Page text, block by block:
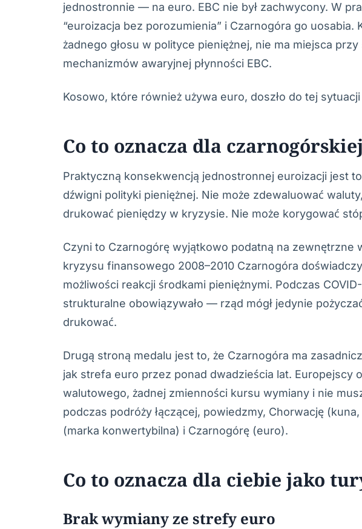
jednostronnie — na euro. EBC nie był zachwycony. W
“euroizacja bez porozumienia” i Czarnogóra go uosabia.
żadnego głosu w polityce pieniężnej, nie ma miejsca
mechanizmów awaryjnej płynności EBC.
Kosowo, które również używa euro, doszło do tej
Co to oznacza dla
Praktyczną konsekwencją jednostronnej euroizacji jest
dźwigni polityki pieniężnej. Nie może zdewaluować
drukować pieniędzy w kryzysie. Nie może korygować
Czyni to Czarnogórę wyjątkowo podatną na zewnętrzne
kryzysu finansowego 2008–2010 Czarnogóra
możliwości reakcji środkami pieniężnymi. Podczas
strukturalne obowiązywało — rząd mógł jedynie
drukować.
Drugą stroną medalu jest to, że Czarnogóra ma
jak strefa euro przez ponad dwadzieścia lat. Europejscy
walutowego, żadnej zmienności kursu wymiany i nie
podczas podróży łączącej, powiedzmy, Chorwację
(marka konwertybilna) i Czarnogórę (euro).
Co to oznacza dla ciebie jako
Brak wymiany ze strefy euro